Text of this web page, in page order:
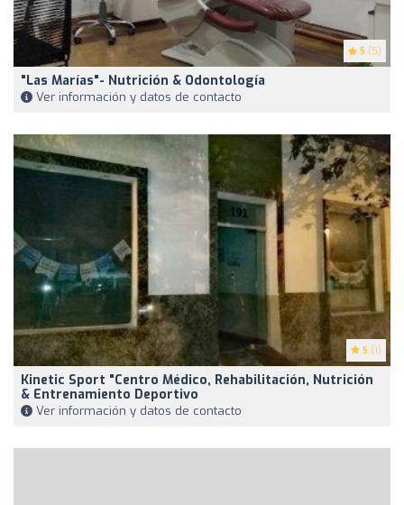
5 (5)
"Las Marías"- Nutrición & Odontología
Ver información y datos de contacto
5 (1)
Kinetic Sport "Centro Médico, Rehabilitación, Nutrición
& Entrenamiento Deportivo
Ver información y datos de contacto